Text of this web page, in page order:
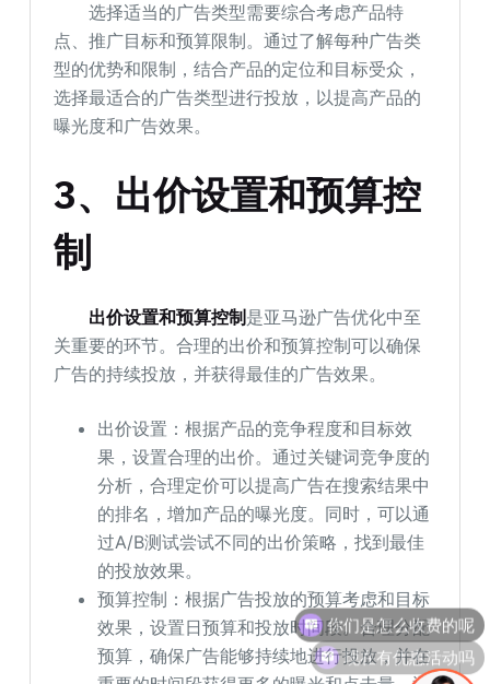
选择适当的广告类型需要综合考虑产品特
点、推广目标和预算限制。通过了解每种广告类
型的优势和限制，结合产品的定位和目标受众，
选择最适合的广告类型进行投放，以提高产品的
曝光度和广告效果。
3、出价设置和预算控
制
出价设置和预算控制是亚马逊广告优化中至
关重要的环节。合理的出价和预算控制可以确保
广告的持续投放，并获得最佳的广告效果。
出价设置：根据产品的竞争程度和目标效
果，设置合理的出价。通过关键词竞争度的
分析，合理定价可以提高广告在搜索结果中
的排名，增加产品的曝光度。同时，可以通
过A/B测试尝试不同的出价策略，找到最佳
的投放效果。
预算控制：根据广告投放的预算考虑和目标
效果，设置日预算和投放时间段。合理分配
预算，确保广告能够持续地进行投放，并在
你们是怎么收费的呢
现在有优惠活动吗